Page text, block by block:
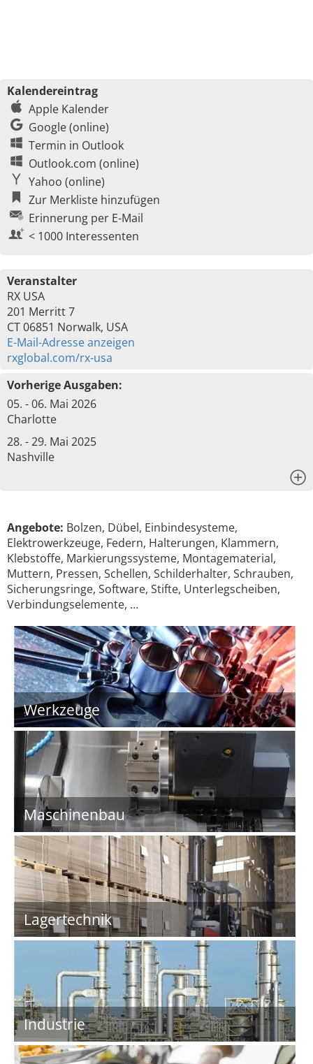
Kalendereintrag
Apple Kalender
Google (online)
Termin in Outlook
Outlook.com (online)
Yahoo (online)
Zur Merkliste hinzufügen
Erinnerung per E-Mail
< 1000 Interessenten
Veranstalter
RX USA
201 Merritt 7
CT 06851 Norwalk, USA
E-Mail-Adresse anzeigen
rxglobal.com/rx-usa
Vorherige Ausgaben:
05. - 06. Mai 2026
Charlotte
28. - 29. Mai 2025
Nashville
Angebote: Bolzen, Dübel, Einbindesysteme,
Elektrowerkzeuge, Federn, Halterungen, Klammern,
Klebstoffe, Markierungssysteme, Montagematerial,
Muttern, Pressen, Schellen, Schilderhalter, Schrauben,
Sicherungsringe, Software, Stifte, Unterlegscheiben,
Verbindungselemente, …
Werkzeuge
Maschinenbau
Lagertechnik
Industrie